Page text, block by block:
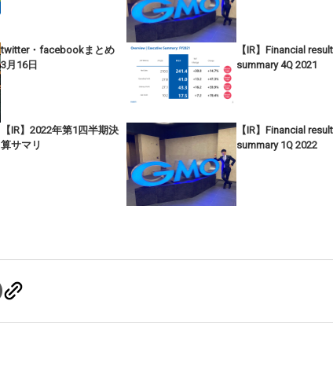
twitter・facebookまとめ
3月16日
【IR】Financial
summary 4Q 2021
【IR】2022年第1四半期決
算サマリ
【IR】Financial
summary 1Q 2022